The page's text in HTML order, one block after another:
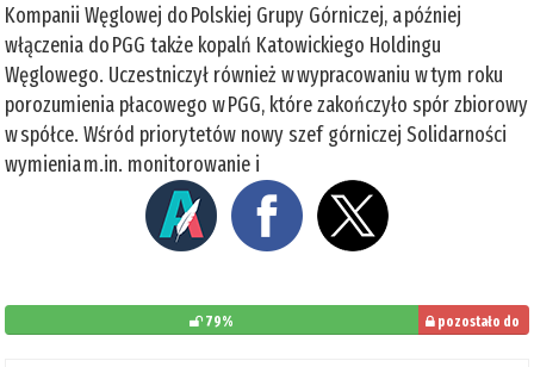
Kompanii Węglowej do Polskiej Grupy Górniczej, a później
włączenia do PGG także kopalń Katowickiego Holdingu
Węglowego. Uczestniczył również w wypracowaniu w tym roku
porozumienia płacowego w PGG, które zakończyło spór zbiorowy
w spółce. Wśród priorytetów nowy szef górniczej Solidarności
wymienia m.in. monitorowanie i
79%
pozostało do